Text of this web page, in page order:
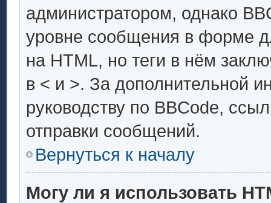
администратором, однако
уровне сообщения в форме
на HTML, но теги в нём
в < и >. За дополнительной
руководству по BBCode,
отправки сообщений.
Вернуться к началу
Могу ли я использовать